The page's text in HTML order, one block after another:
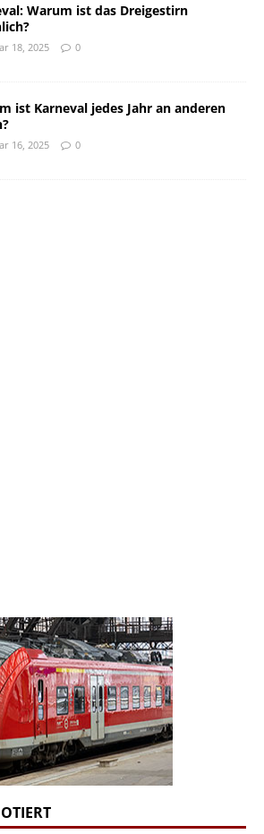
Warum ist das Dreigestirn
18, 2025 0
ist Karneval jedes Jahr an anderen
16, 2025 0